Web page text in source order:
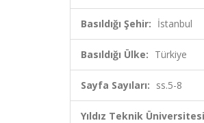
Basıldığı Şehir: İstanbul
Basıldığı Ülke: Türkiye
Sayfa Sayıları: ss.5-8
Yıldız Teknik